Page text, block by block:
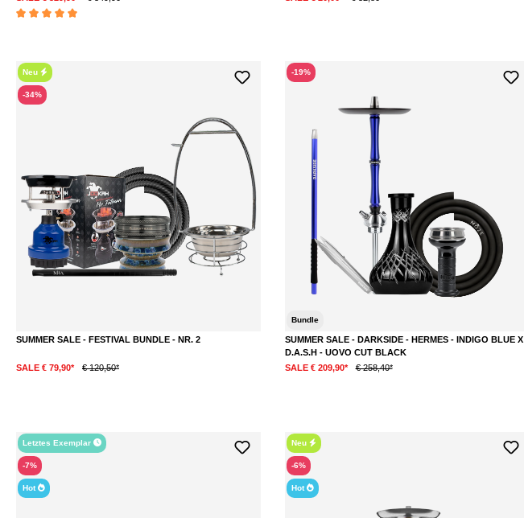
Neu
-34%
SUMMER SALE - FESTIVAL BUNDLE - NR. 2
SALE € 79,90* € 120,50*
-19%
Bundle
SUMMER SALE - DARKSIDE - HERMES - INDIGO BLUE X
D.A.S.H - UOVO CUT BLACK
SALE € 209,90*
€ 258,40*
Letztes Exemplar
-7%
Hot
Neu
-6%
Hot